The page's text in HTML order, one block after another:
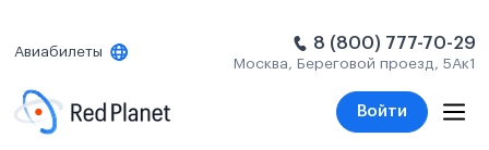
Авиабилеты 8 (800) 777-70-29
Москва, Береговой проезд, 5Ак1
Войти